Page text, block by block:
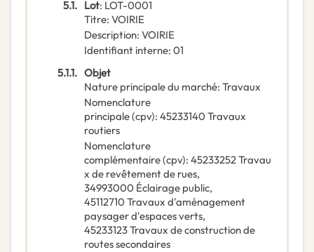
5.1. Lot: LOT-0001
Titre: VOIRIE
Description: VOIRIE
Identifiant interne: 01
5.1.1. Objet
Nature principale du marché: Travaux
Nomenclature
principale(cpv): 45233140 Travaux
routiers
Nomenclature
complémentaire(cpv): 45233252Travau
x de revêtement de rues,
34993000 Éclairage public,
45112710 Travaux d'aménagement
paysager d'espaces verts,
45233123Travaux de construction de
routes secondaires